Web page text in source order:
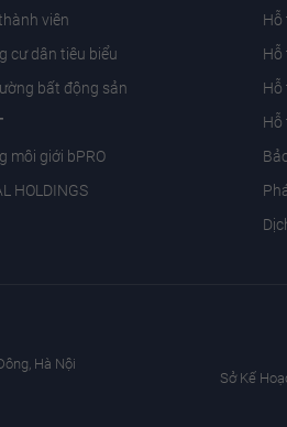
viên
cư dân tiêu biểu
bất động sản
môi giới bPRO
HOLDINGS
Hỗ
Hỗ
Hỗ
Hỗ
Hà Nội
Sở Kế